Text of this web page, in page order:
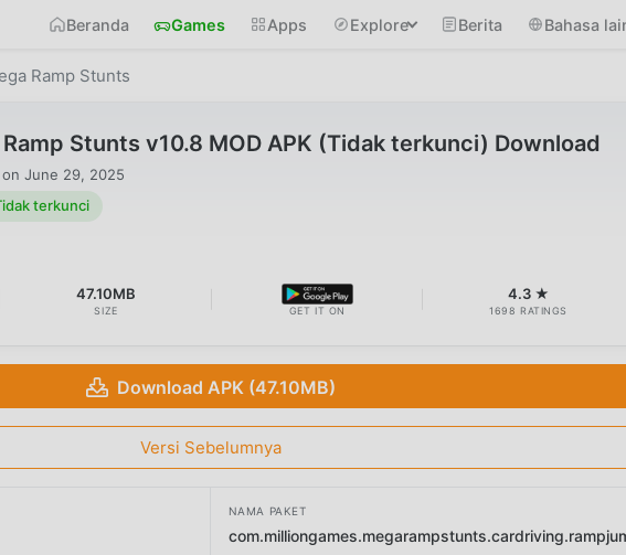
Beranda Games Apps Explore Berita Bahasa
Ramp Stunts
Stunts v10.8 MOD APK (Tidak terkunci) Download
June 29, 2025
terkunci
47.10MB
SIZE GET IT ON
4.3 ★
1698 RATINGS
Download APK (47.10MB)
Versi Sebelumnya
NAMA PAKET